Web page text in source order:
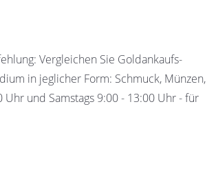
Vergleichen Sie Goldankaufs-
in jeglicher Form: Schmuck, Münzen,
und Samstags 9:00 - 13:00 Uhr - für